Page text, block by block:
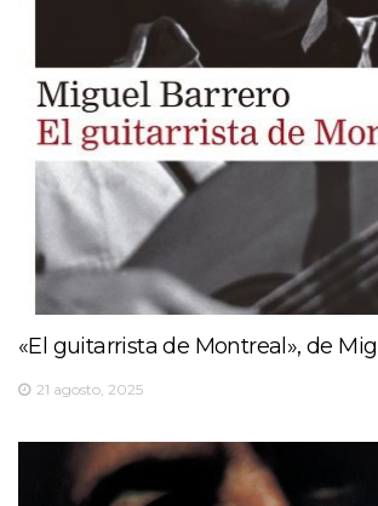
«El guitarrista de Montreal», de
21 agosto, 2025